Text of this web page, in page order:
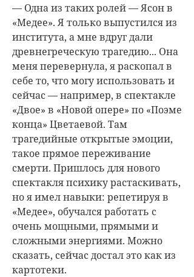
— Одна из таких ролей — Ясон в
«Медее». Я только выпустился из
института, а мне вдруг дали
древнегреческую трагедию... Она
меня перевернула, я раскопал в
себе то, что могу использовать и
сейчас — например, в спектакле
«Двое» в «Новой опере» по «Поэме
конца» Цветаевой. Там
трагедийные открытые эмоции,
такое прямое переживание
смерти. Пришлось для нового
спектакля психику растаскивать,
но я имел навыки: репетируя в
«Медее», обучался работать с
очень мощными, прямыми и
сложными энергиями. Можно
сказать, сейчас достал это как из
картотеки.